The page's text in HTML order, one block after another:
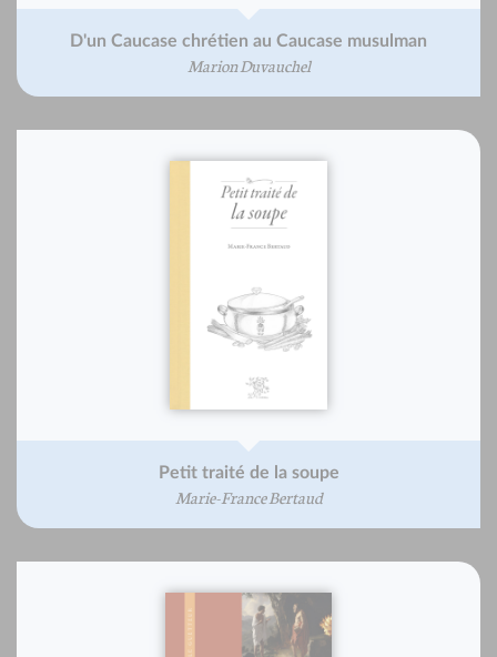
D'un Caucase chrétien au Caucase musulman
Marion Duvauchel
Petit traité de la soupe
Marie-France Bertaud